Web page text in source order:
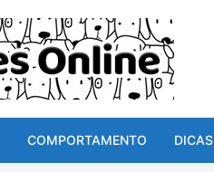
COMPORTAMENTO DICAS